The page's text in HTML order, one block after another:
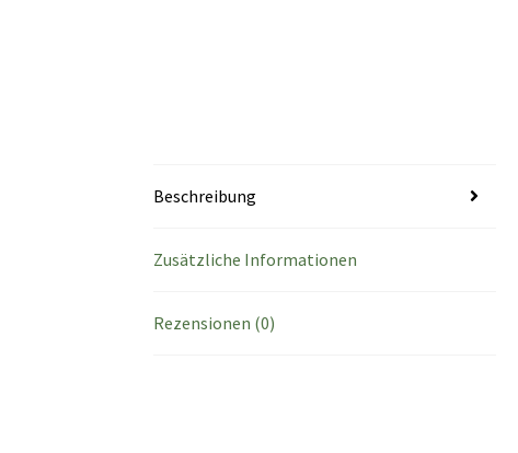
Beschreibung
Zusätzliche Informationen
Rezensionen (0)